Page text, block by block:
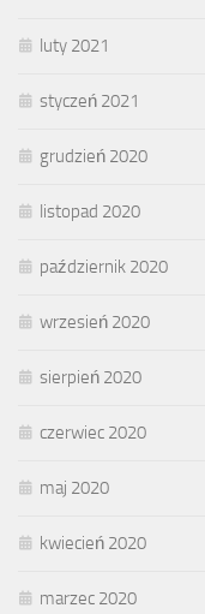
luty 2021
styczeń 2021
grudzień 2020
listopad 2020
październik 2020
wrzesień 2020
sierpień 2020
czerwiec 2020
maj 2020
kwiecień 2020
marzec 2020